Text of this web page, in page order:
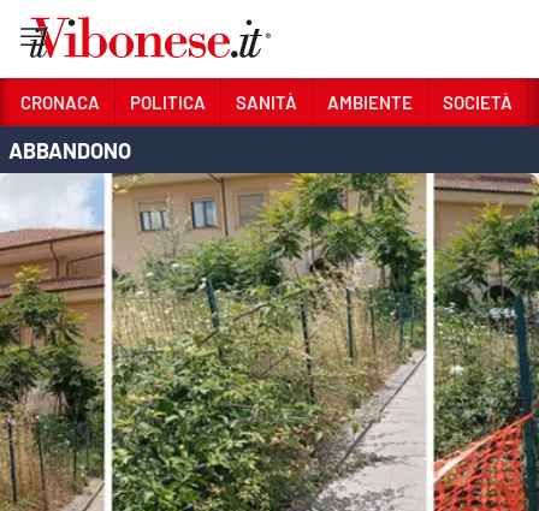
Sezioni
POLITICA
SANITÀ
AMBIENTE
SOCIETÀ
CULTURA
ECONOMIA E LAVORO
CRONACA POLITICA SANITÀ AMBIENTE SOCIETÀ
ABBANDONO